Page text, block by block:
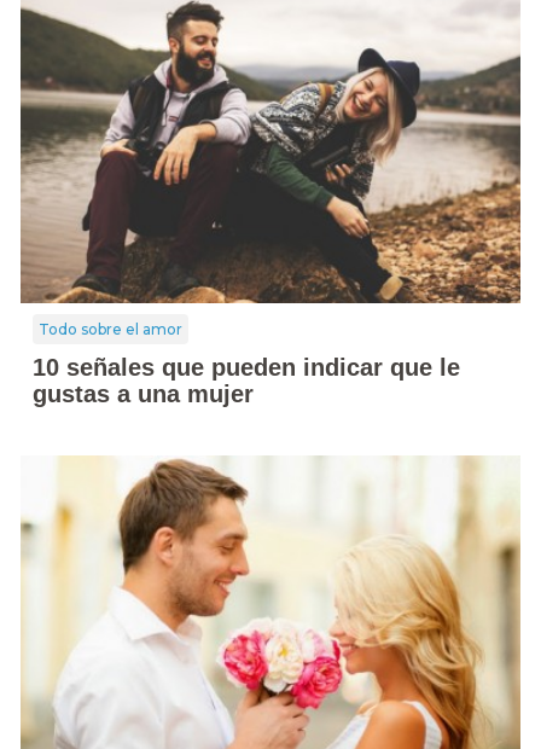
Todo sobre el amor
10 señales que pueden indicar que le
gustas a una mujer